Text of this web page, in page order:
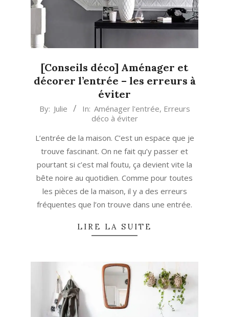
[Conseils déco] Aménager et
décorer l’entrée – les erreurs à
éviter
2019-
19
By: Julie In: Aménager l'entrée, Erreurs
déco à éviter
L’entrée de la maison. C’est un espace que je
trouve fascinant. On ne fait qu’y passer et
pourtant si c’est mal foutu, ça devient vite la
bête noire au quotidien. Comme pour toutes
les pièces de la maison, il y a des erreurs
fréquentes que l’on trouve dans une entrée.
LIRE LA SUITE